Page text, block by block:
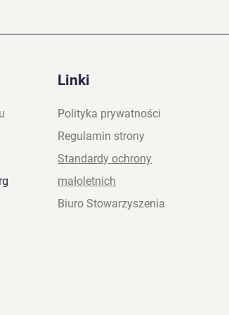
Linki
Polityka prywatności
Regulamin strony
Standardy ochrony
małoletnich
Biuro Stowarzyszenia